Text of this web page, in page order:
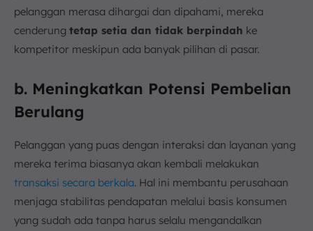
pelanggan merasa dihargai dan dipahami, mereka
cenderung tetap setia dan tidak berpindah ke
kompetitor meskipun ada banyak pilihan di pasar.
b. Meningkatkan Potensi Pembelian
Berulang
Pelanggan yang puas dengan interaksi dan layanan yang
mereka terima biasanya akan kembali melakukan
transaksi secara berkala. Hal ini membantu perusahaan
menjaga stabilitas pendapatan melalui basis konsumen
yang sudah ada tanpa harus selalu mengandalkan